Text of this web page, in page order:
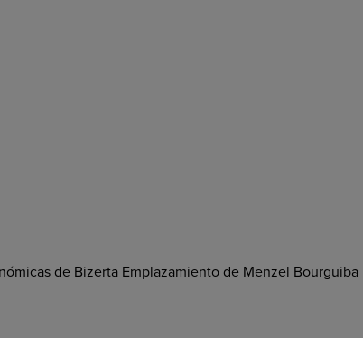
de Bizerta Emplazamiento de Menzel Bourguiba